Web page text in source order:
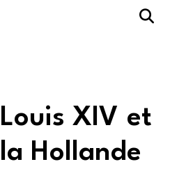
Louis XIV et
la Hollande